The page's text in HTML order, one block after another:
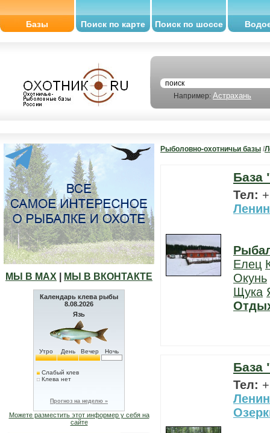
Базы Поиск по карте Поиск по шоссе
Например: Астрахань
МЫ В МАХ МЫ В ВКОНТАКТЕ
Календарь клева рыбы
8.08.2026
Язь
Утро День Вечер Ночь
Слабый клев
Клева нет
Прогноз на неделю »
Можете разместить этот информер у себя на
сайте
Рыболовно-охотничьи базы /
База
Тел:
Елец
Окунь
Щука
База
Тел: